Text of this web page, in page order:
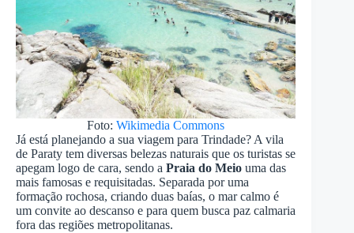
Foto:Wikimedia Commons
Já está planejando a sua viagem para Trindade? A vila
de Paraty tem diversas belezas naturais que os turistas se
apegam logo de cara, sendo a Praia do Meio uma das
mais famosas e requisitadas. Separada por uma
formação rochosa, criando duas baías, o mar calmo é
um convite ao descanso e para quem busca paz calmaria
fora das regiões metropolitanas.